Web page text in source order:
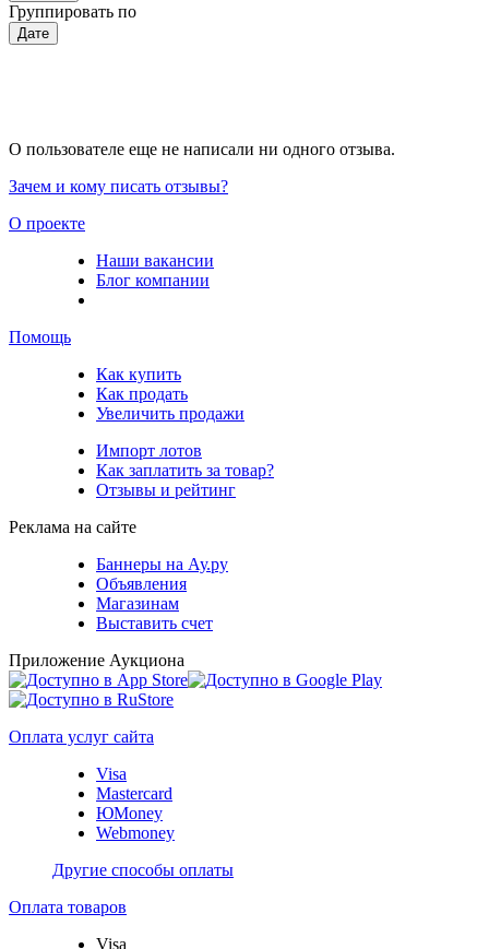
Группировать по
Дате
О пользователе еще не написали ни одного отзыва.
Зачем и кому писать отзывы?
О проекте
Наши вакансии
Блог компании
Помощь
Как купить
Как продать
Увеличить продажи
Импорт лотов
Как заплатить за товар?
Отзывы и рейтинг
Реклама на сайте
Баннеры на Ау.ру
Объявления
Магазинам
Выставить счет
Приложение Аукциона
Оплата услуг сайта
Visa
Mastercard
ЮMoney
Webmoney
Другие способы оплаты
Оплата товаров
Visa